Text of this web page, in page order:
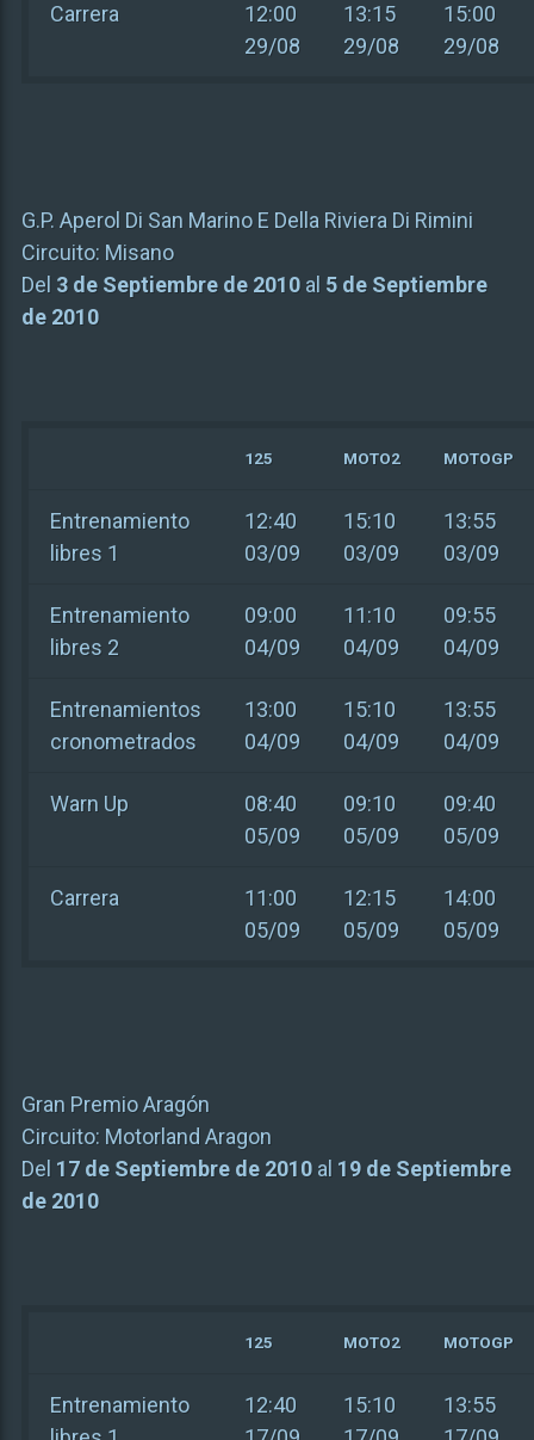
Carrera
12:00
29/08
13:15
29/08
15:00
29/08
G.P. Aperol Di San Marino E Della Riviera Di Rimini
Circuito: Misano
Del 3 de Septiembre de 2010al 5 de Septiembre
de 2010
125 MOTO2 MOTOGP
Entrenamiento
libres 1
12:40
03/09
15:10
03/09
13:55
03/09
Entrenamiento
libres 2
09:00
04/09
11:10
04/09
09:55
04/09
Entrenamientos
cronometrados
13:00
04/09
15:10
04/09
13:55
04/09
Warn Up
08:40
05/09
09:10
05/09
09:40
05/09
Carrera
11:00
05/09
12:15
05/09
14:00
05/09
Gran Premio Aragón
Circuito: Motorland Aragon
Del 17 de Septiembre de 2010al 19 de Septiembre
de 2010
125 MOTO2 MOTOGP
Entrenamiento
12:40
15:10
13:55